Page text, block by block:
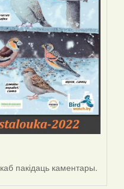
каб пакідаць каментары.